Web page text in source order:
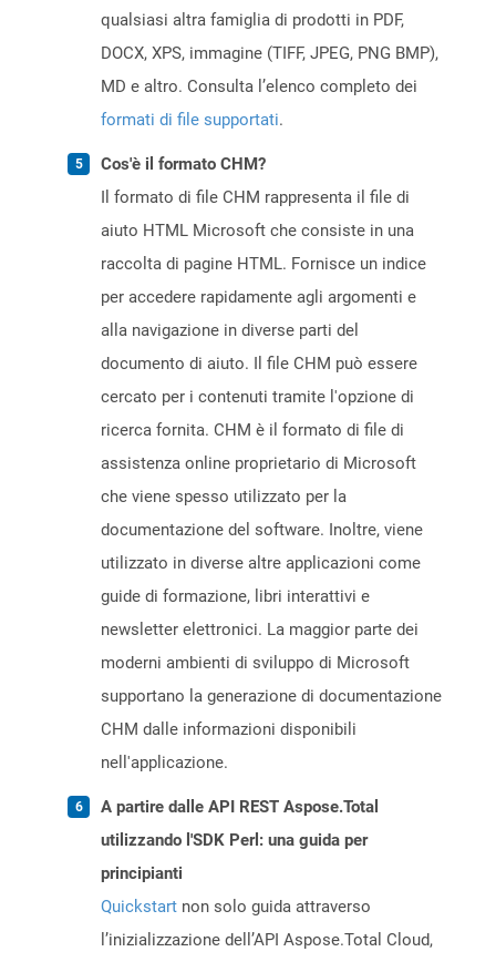
qualsiasi altra famiglia di prodotti in PDF,
DOCX, XPS, immagine (TIFF, JPEG, PNG BMP),
MD e altro. Consulta l’elenco completo dei
formati di file supportati.
Cos'è il formato CHM?
Il formato di file CHM rappresenta il file di
aiuto HTML Microsoft che consiste in una
raccolta di pagine HTML. Fornisce un indice
per accedere rapidamente agli argomenti e
alla navigazione in diverse parti del
documento di aiuto. Il file CHM può essere
cercato per i contenuti tramite l'opzione di
ricerca fornita. CHM è il formato di file di
assistenza online proprietario di Microsoft
che viene spesso utilizzato per la
documentazione del software. Inoltre, viene
utilizzato in diverse altre applicazioni come
guide di formazione, libri interattivi e
newsletter elettronici. La maggior parte dei
moderni ambienti di sviluppo di Microsoft
supportano la generazione di documentazione
CHM dalle informazioni disponibili
nell'applicazione.
A partire dalle API REST Aspose.Total
utilizzando l'SDK Perl: una guida per
principianti
Quickstart non solo guida attraverso
l’inizializzazione dell’API Aspose.Total Cloud,